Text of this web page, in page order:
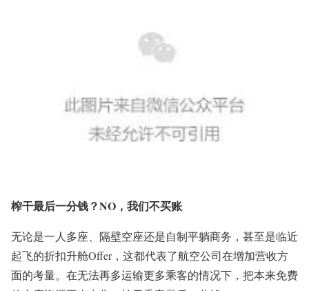
榨干最后一分钱？NO，我们不买账
无论是一人多座、隔壁空座还是自制平躺商务，甚至是临近
起飞的折扣升舱Offer，这都代表了航空公司在增加营收方
面的考量。在无法再多运输更多乘客的情况下，把本来免费